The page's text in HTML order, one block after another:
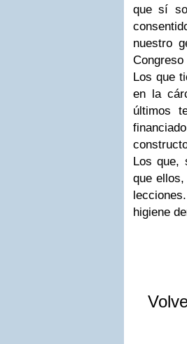
que sí
nuestro
Los que
en la
últimos
Los que,
que
higiene